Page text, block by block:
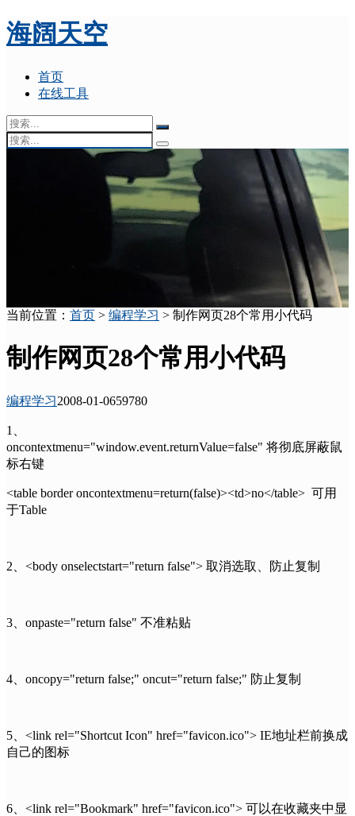
海阔天空
首页
在线工具
当前位置： 首页 > 编程学习 > 制作网页28个常用小代码
制作网页28个常用小代码
编程学习2008-01-0659780
1、
oncontextmenu="window.event.returnValue=false" 将彻底屏蔽鼠
标右键
<table border oncontextmenu=return(false)><td>no</table> 可用
于Table
2、<body onselectstart="return false"> 取消选取、防止复制
3、onpaste="return false" 不准粘贴
4、oncopy="return false;" oncut="return false;" 防止复制
5、<link rel="Shortcut Icon" href="favicon.ico"> IE地址栏前换成
自己的图标
6、<link rel="Bookmark" href="favicon.ico"> 可以在收藏夹中显